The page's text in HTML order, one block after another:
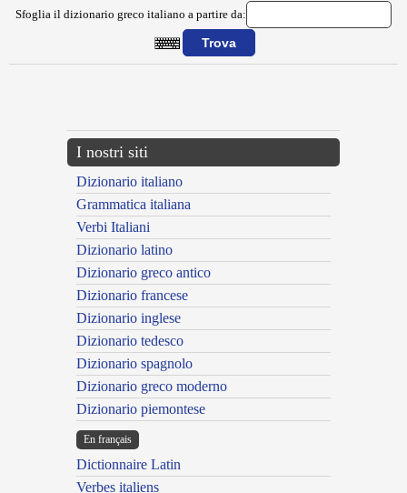
Sfoglia il dizionario greco italiano a partire da:
I nostri siti
Dizionario italiano
Grammatica italiana
Verbi Italiani
Dizionario latino
Dizionario greco antico
Dizionario francese
Dizionario inglese
Dizionario tedesco
Dizionario spagnolo
Dizionario greco moderno
Dizionario piemontese
En français
Dictionnaire Latin
Verbes italiens